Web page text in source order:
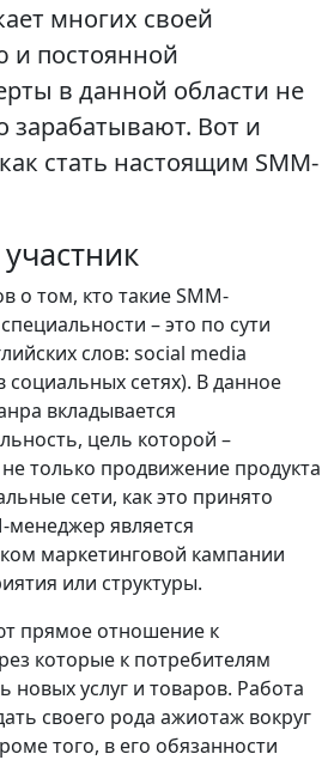
многих своей
и постоянной
в данной области не
зарабатывают. Вот и
стать настоящим SMM-
о том, кто такие SMM-
– это по сути
слов: social media
сетях). В данное
вкладывается
цель которой –
только продвижение продукта
сети, как это принято
менеджер является
маркетинговой кампании
или структуры.
прямое отношение к
которые к потребителям
новых услуг и товаров. Работа
своего рода ажиотаж вокруг
того, в его обязанности